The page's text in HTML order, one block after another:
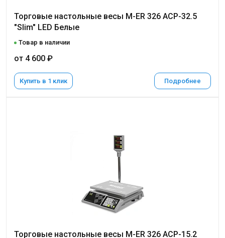
Торговые настольные весы M-ER 326 ACP-32.5
"Slim" LED Белые
Товар в наличии
от 4 600 ₽
Купить в 1 клик Подробнее
Торговые настольные весы M-ER 326 ACP-15.2